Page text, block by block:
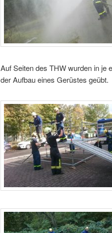
Auf Seiten des THW wurden in je
der Aufbau eines Gerüstes geübt.